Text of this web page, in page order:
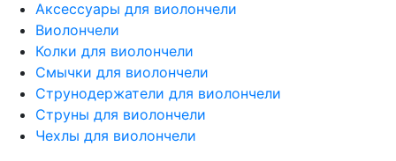
Аксессуары для виолончели
Виолончели
Колки для виолончели
Смычки для виолончели
Струнодержатели для виолончели
Струны для виолончели
Чехлы для виолончели